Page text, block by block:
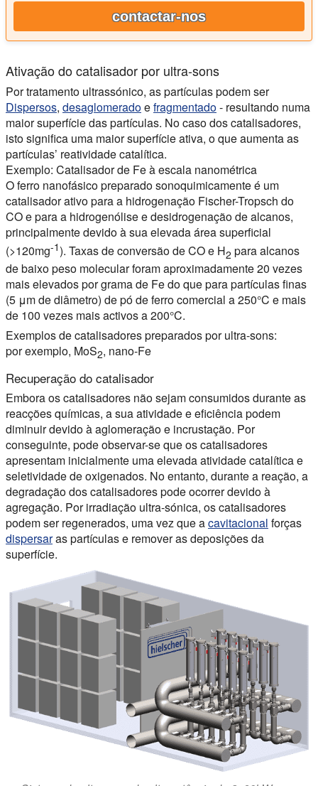
contactar-nos
Ativação do catalisador por ultra-sons
Por tratamento ultrassónico, as partículas podem ser
Dispersos, desaglomeradoefragmentado- resultando numa
maior superfície das partículas. No caso dos catalisadores,
isto significa uma maior superfície ativa, o que aumenta as
partículas’ reatividade catalítica.
Exemplo: Catalisador de Fe à escala nanométrica
O ferro nanofásico preparado sonoquimicamente é um
catalisador ativo para a hidrogenação Fischer-Tropsch do
CO e para a hidrogenólise e desidrogenação de alcanos,
principalmente devido à sua elevada área superficial
(>120mg-1). Taxas de conversão de CO e H2 para alcanos
de baixo peso molecular foram aproximadamente 20 vezes
mais elevados por grama de Fe do que para partículas finas
(5 μm de diâmetro) de pó de ferro comercial a 250°C e mais
de 100 vezes mais activos a 200°C.
Exemplos de catalisadores preparados por ultra-sons:
por exemplo, MoS2, nano-Fe
Recuperação do catalisador
Embora os catalisadores não sejam consumidos durante as
reacções químicas, a sua atividade e eficiência podem
diminuir devido à aglomeração e incrustação. Por
conseguinte, pode observar-se que os catalisadores
apresentam inicialmente uma elevada atividade catalítica e
seletividade de oxigenados. No entanto, durante a reação, a
degradação dos catalisadores pode ocorrer devido à
agregação. Por irradiação ultra-sónica, os catalisadores
podem ser regenerados, uma vez que acavitacional forças
dispersaras partículas e remover as deposições da
superfície.